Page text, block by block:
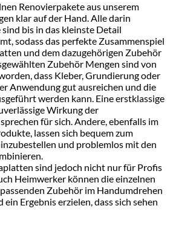
Renovierpakete aus unserem
klar auf der Hand. Alle darin
bis in das kleinste Detail
sodass das perfekte Zusammenspiel
und dem dazugehörigen Zubehör
Zubehör Mengen sind von
dass Kleber, Grundierung oder
Anwendung gut ausreichen und die
werden kann. Eine erstklassige
Wirkung der
für sich. Andere, ebenfalls im
lassen sich bequem zum
und problemlos mit den
sind jedoch nicht nur für Profis
Heimwerker können die einzelnen
Zubehör im Handumdrehen
Ergebnis erzielen, dass sich sehen